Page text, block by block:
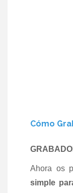
Cómo
GRABA
Ahora os
simple